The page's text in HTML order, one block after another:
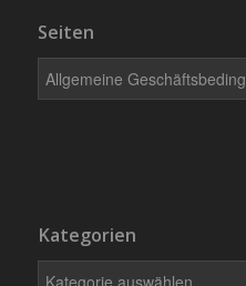
Seiten
Kategorien